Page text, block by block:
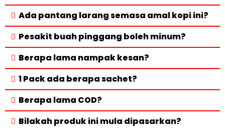
Ada pantang larang semasa amal kopi ini?
Pesakit buah pinggang boleh minum?
Berapa lama nampak kesan?
1 Pack ada berapa sachet?
Berapa lama COD?
Bilakah produk ini mula dipasarkan?